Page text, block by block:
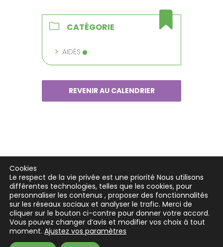
CATÉGORIE
AIDÉS
REVENIR AU CALENDRIER
Cookies
Le respect de la vie privée est une priorité Nous utilisons
différentes technologies, telles que les cookies, pour
personnaliser les contenus , proposer des fonctionnalités
sur les réseaux sociaux et analyser le trafic. Merci de
cliquer sur le bouton ci-contre pour donner votre accord.
Vous pouvez changer d’avis et modifier vos choix à tout
moment. Ajustez vos paramètres